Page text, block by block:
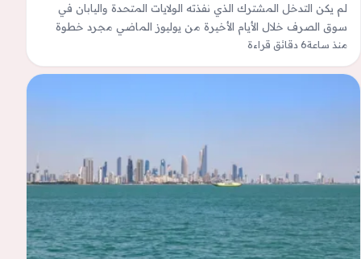
لم يكن التدخل المشترك الذي نفذته الولايات المتحدة واليابان في
سوق الصرف خلال الأيام الأخيرة من يوليوز الماضي مجرد خطوة
لوقف تراجع…
منذ ساعة6 دقائق قراءة